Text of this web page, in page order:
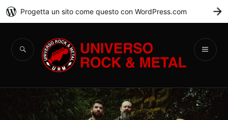
Universo Rock &
Metal
Progetta un sito come questo con WordPress.com